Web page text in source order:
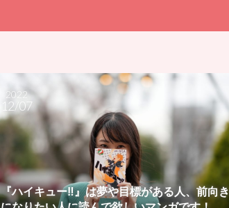
2022
12/07
『ハイキュー‼︎』は夢や目標がある人、前向き